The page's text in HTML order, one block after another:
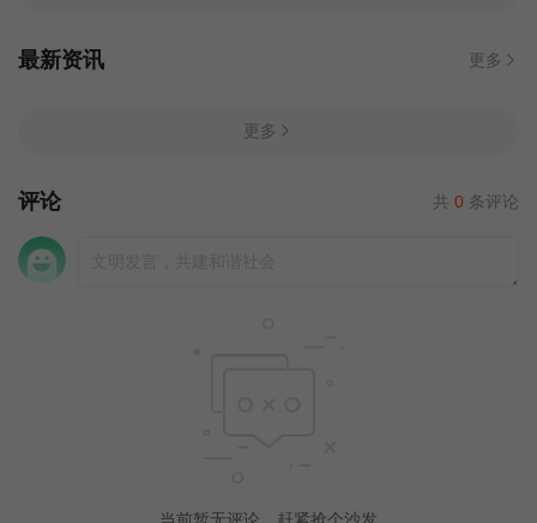
最新资讯 更多
更多
评论 共 0 条评论
当前暂无评论，赶紧抢个沙发